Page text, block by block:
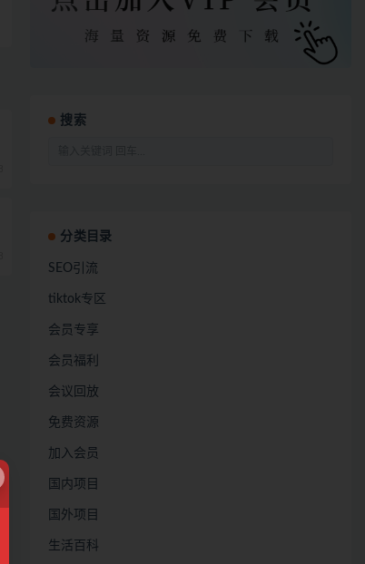
搜索
分类目录
SEO引流
tiktok专区
会员专享
会员福利
会议回放
免费资源
加入会员
国内项目
国外项目
生活百科